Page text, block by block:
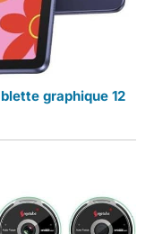
graphique 12